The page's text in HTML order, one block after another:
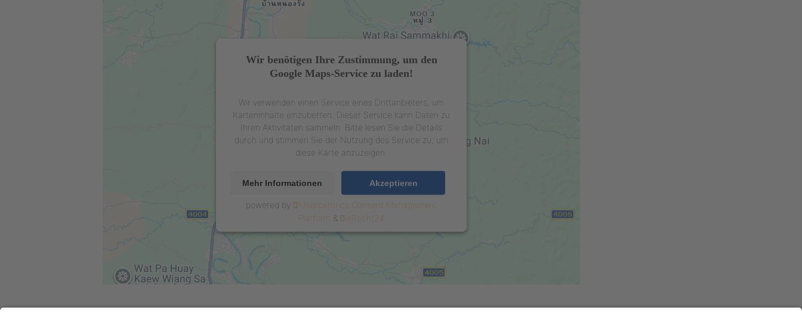
Wir benötigen Ihre Zustimmung, um den
Google Maps-Service zu laden!
Wir verwenden einen Service eines Drittanbieters, um
Karteninhalte einzubetten. Dieser Service kann Daten zu
Ihren Aktivitäten sammeln. Bitte lesen Sie die Details
durch und stimmen Sie der Nutzung des Service zu, um
diese Karte anzuzeigen.
Mehr Informationen Akzeptieren
powered by
Usercentrics Consent Management
Platform & eRecht24